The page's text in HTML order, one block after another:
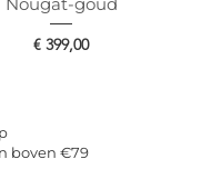
Prijs
€ 399,00
boven €79